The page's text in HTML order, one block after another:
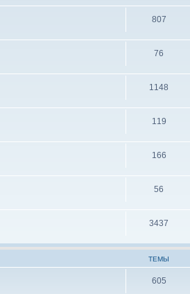
807
76
1148
119
166
56
3437
ТЕМЫ
605